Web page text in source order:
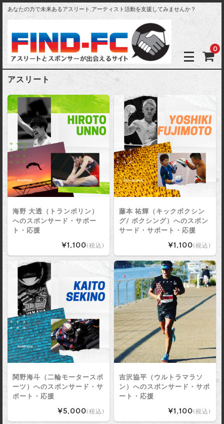
あなたの力で未来あるアスリート,アーティスト活動を支援してみませんか？
0
アスリート
海野 大透（トランポリン）
へのスポンサード・サポー
ト・応援
¥1,100(税込)
藤本 祐輝（キックボクシン
グ/ ボクシング）へのスポン
サード・サポート・応援
¥1,100(税込)
関野海斗（二輪モータースポ
ーツ）へのスポンサード・サ
ポート・応援
¥5,000(税込)
吉沢協平（ウルトラマラソ
ン）へのスポンサード・サポ
ート・応援
¥1,100(税込)